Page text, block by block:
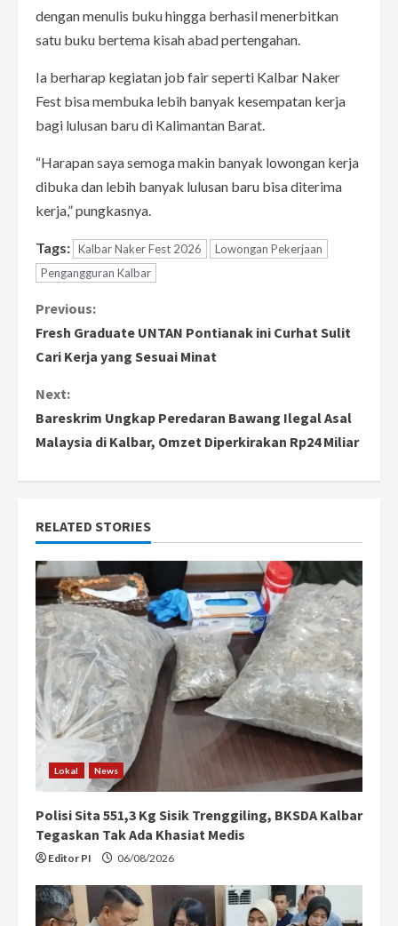
dengan menulis buku hingga berhasil menerbitkan
satu buku bertema kisah abad pertengahan.
Ia berharap kegiatan job fair seperti Kalbar Naker
Fest bisa membuka lebih banyak kesempatan kerja
bagi lulusan baru di Kalimantan Barat.
“Harapan saya semoga makin banyak lowongan kerja
dibuka dan lebih banyak lulusan baru bisa diterima
kerja,” pungkasnya.
Tags: Kalbar Naker Fest 2026
Lowongan Pekerjaan
Pengangguran Kalbar
C
o
n
t
u
e
R
e
a
d
i
n
g
Previous:
Fresh Graduate UNTAN Pontianak ini Curhat Sulit
Cari Kerja yang Sesuai Minat
Next:
Bareskrim Ungkap Peredaran Bawang Ilegal Asal
Malaysia di Kalbar, Omzet Diperkirakan Rp24 Miliar
RELATED STORIES
Lokal News
Polisi Sita 551,3 Kg Sisik Trenggiling, BKSDA Kalbar
Tegaskan Tak Ada Khasiat Medis
Editor PI 06/08/2026